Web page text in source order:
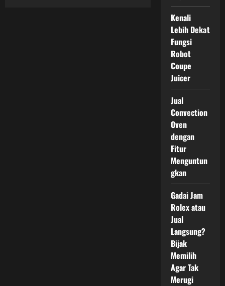
Kenali
Lebih Dekat
Fungsi
Robot
Coupe
Juicer
Jual
Convection
Oven
dengan
Fitur
Menguntun
gkan
Gadai Jam
Rolex atau
Jual
Langsung?
Bijak
Memilih
Agar Tak
Merugi